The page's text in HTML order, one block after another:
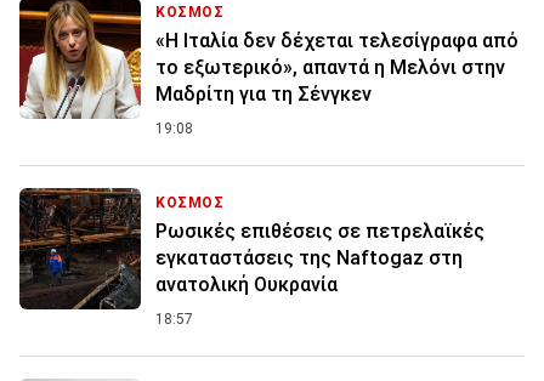
ΚΟΣΜΟΣ
«Η Ιταλία δεν δέχεται τελεσίγραφα από
το εξωτερικό», απαντά η Μελόνι στην
Μαδρίτη για τη Σένγκεν
19:08
ΚΟΣΜΟΣ
Ρωσικές επιθέσεις σε πετρελαϊκές
εγκαταστάσεις της Naftogaz στη
ανατολική Ουκρανία
18:57